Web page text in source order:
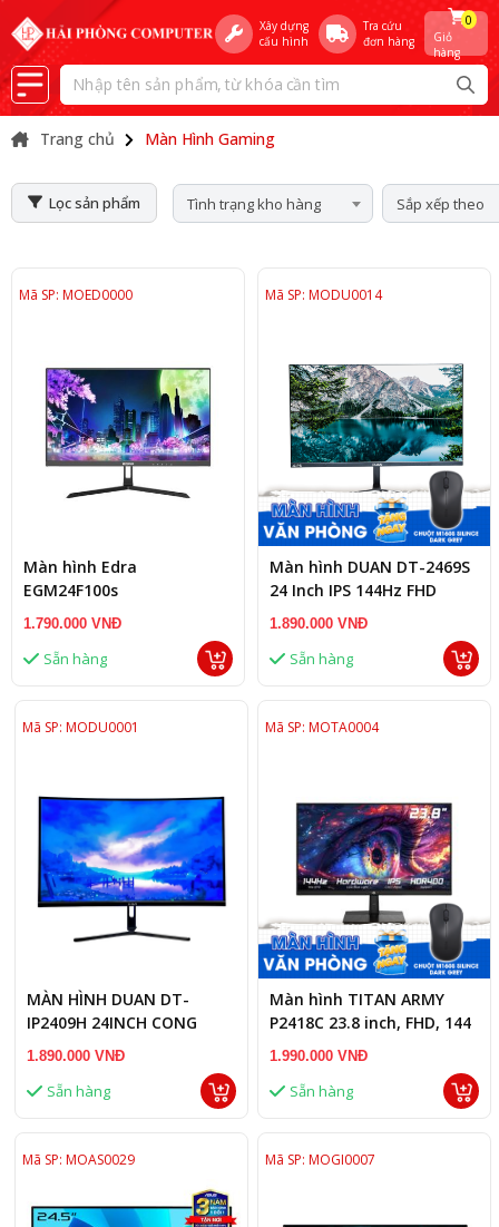
Xây dựng
cấu hình
Tra cứu
đơn hàng
Giỏ
hàng
0
Trang chủ Màn Hình Gaming
Lọc sản phẩm Tình trạng kho hàng Sắp xếp theo
Mã SP: MOED0000
Màn hình Edra
EGM24F100s
(23,8inch/FHD/IPS/100Hz/1ms)
1.790.000 VNĐ
Sẵn hàng
Mã SP: MODU0014
Màn hình DUAN DT-2469S
24 Inch IPS 144Hz FHD
1.890.000 VNĐ
Sẵn hàng
Mã SP: MODU0001
MÀN HÌNH DUAN DT-
IP2409H 24INCH CONG
100HZ 1MS
1.890.000 VNĐ
Sẵn hàng
Mã SP: MOTA0004
Màn hình TITAN ARMY
P2418C 23.8 inch, FHD, 144
Hz
1.990.000 VNĐ
Sẵn hàng
Mã SP: MOAS0029 Mã SP: MOGI0007